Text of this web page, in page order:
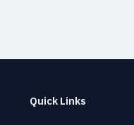
Quick Links